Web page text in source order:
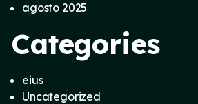
agosto 2025
Categories
eius
Uncategorized